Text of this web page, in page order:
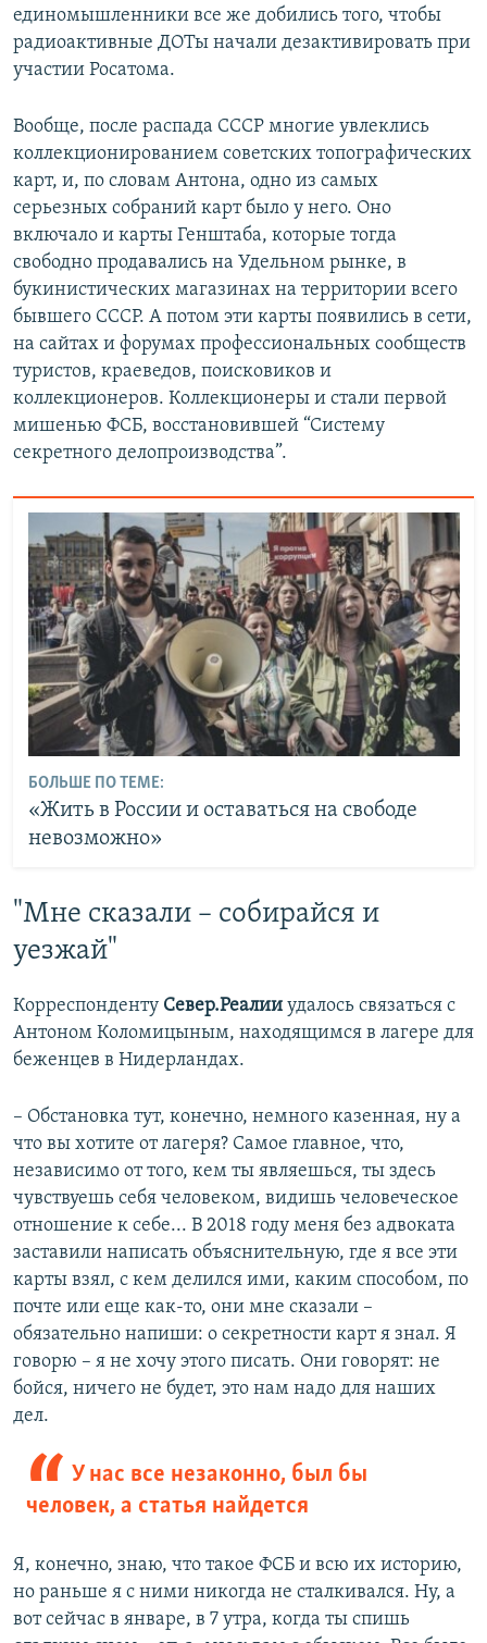
единомышленники все же добились того, чтобы
радиоактивные ДОТы начали дезактивировать при
участии Росатома.
Вообще, после распада СССР многие увлеклись
коллекционированием советских топографических
карт, и, по словам Антона, одно из самых
серьезных собраний карт было у него. Оно
включало и карты Генштаба, которые тогда
свободно продавались на Удельном рынке, в
букинистических магазинах на территории всего
бывшего СССР. А потом эти карты появились в сети,
на сайтах и форумах профессиональных сообществ
туристов, краеведов, поисковиков и
коллекционеров. Коллекционеры и стали первой
мишенью ФСБ, восстановившей “Систему
секретного делопроизводства”.
БОЛЬШЕ ПО ТЕМЕ:
«Жить в России и оставаться на свободе
невозможно»
"Мне сказали – собирайся и
уезжай"
Корреспонденту Север.Реалии удалось связаться с
Антоном Коломицыным, находящимся в лагере для
беженцев в Нидерландах.
– Обстановка тут, конечно, немного казенная, ну а
что вы хотите от лагеря? Самое главное, что,
независимо от того, кем ты являешься, ты здесь
чувствуешь себя человеком, видишь человеческое
отношение к себе... В 2018 году меня без адвоката
заставили написать объяснительную, где я все эти
карты взял, с кем делился ими, каким способом, по
почте или еще как-то, они мне сказали –
обязательно напиши: о секретности карт я знал. Я
говорю – я не хочу этого писать. Они говорят: не
бойся, ничего не будет, это нам надо для наших
дел.
У нас все незаконно, был бы
человек, а статья найдется
Я, конечно, знаю, что такое ФСБ и всю их историю,
но раньше я с ними никогда не сталкивался. Ну, а
вот сейчас в январе, в 7 утра, когда ты спишь